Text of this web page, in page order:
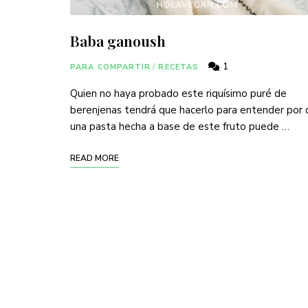
Baba ganoush
PARA COMPARTIR / RECETAS 1
Quien no haya probado este riquísimo puré de
berenjenas tendrá que hacerlo para entender por
una pasta hecha a base de este fruto puede …
READ MORE